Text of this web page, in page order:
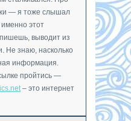
— я тоже слышал
этот
выводит из
Не знаю, насколько
информация.
пройтись —
– это интернет